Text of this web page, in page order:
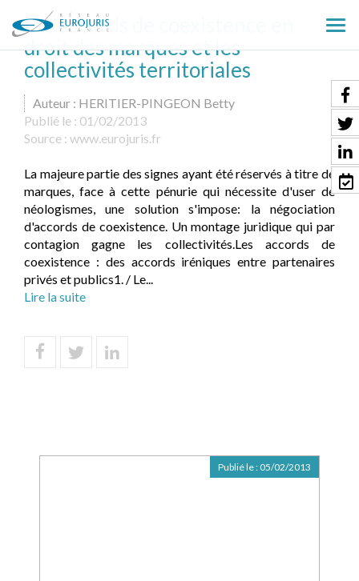
le
Les accords de coexistence en
droit des marques et les
collectivités territoriales
Auteur : HERITIER-PINGEON Betty
Publié le : 01/02/2013
Source : www.eurojuris.fr
La majeure partie des signes ayant été réservés à titre de
marques, face à cette pénurie qui nécessite d'user de
néologismes, une solution s'impose: la négociation
d'accords de coexistence. Un montage juridique qui par
contagion gagne les collectivités.Les accords de
coexistence : des accords iréniques entre partenaires
privés et publics1. / Le...
Lire la suite
Publié le : 05/02/2013